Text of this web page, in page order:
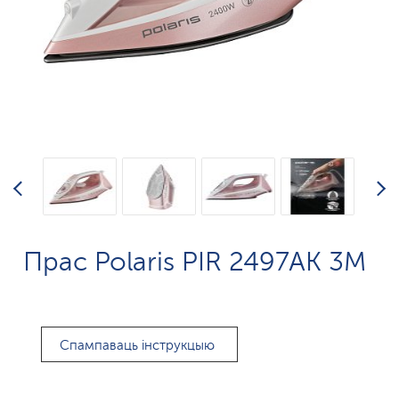
Прас Polaris PIR 2497AK 3M
Спампаваць інструкцыю